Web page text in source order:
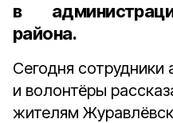
в
района.
Сегодня сотрудники
и волонтёры
жителям